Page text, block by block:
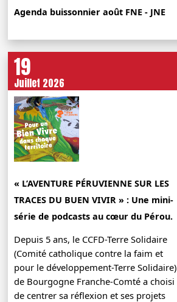
Agenda buissonnier août FNE - JNE
19
Juillet 2026
« L’AVENTURE PÉRUVIENNE SUR LES
TRACES DU BUEN VIVIR » : Une mini-
série de podcasts au cœur du Pérou.
Depuis 5 ans, le CCFD-Terre Solidaire
(Comité catholique contre la faim et
pour le développement-Terre Solidaire)
de Bourgogne Franche-Comté a choisi
de centrer sa réflexion et ses projets